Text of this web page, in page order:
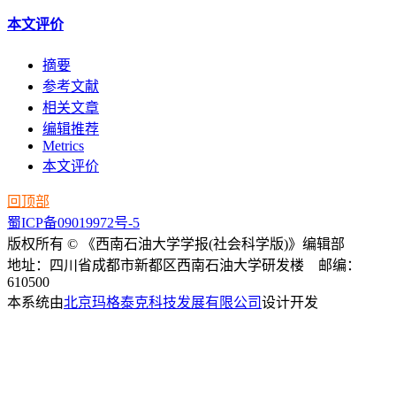
本文评价
摘要
参考文献
相关文章
编辑推荐
Metrics
本文评价
回顶部
蜀ICP备09019972号-5
版权所有 © 《西南石油大学学报(社会科学版)》编辑部
地址：四川省成都市新都区西南石油大学研发楼 邮编：
610500
本系统由北京玛格泰克科技发展有限公司设计开发